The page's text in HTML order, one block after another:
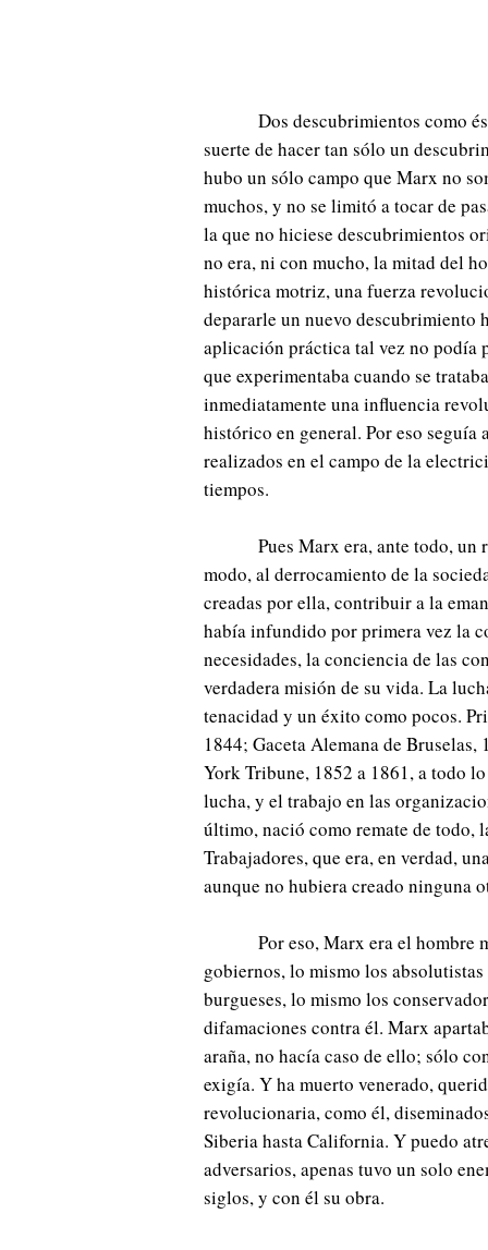
Dos descubrimientos como
suerte de hacer tan sólo un
hubo un sólo campo que Marx no
muchos, y no se limitó a tocar de
la que no hiciese descubrimientos
no era, ni con mucho, la mitad del
histórica motriz, una fuerza
depararle un nuevo descubrimiento
aplicación práctica tal vez no podía
que experimentaba cuando se
inmediatamente una influencia
histórico en general. Por eso
realizados en el campo de la
tiempos.
Pues Marx era, ante todo,
modo, al derrocamiento de la
creadas por ella, contribuir a la
había infundido por primera vez la
necesidades, la conciencia de las
verdadera misión de su vida. La
tenacidad y un éxito como pocos.
1844; Gaceta Alemana de
York Tribune, 1852 a 1861, a todo
lucha, y el trabajo en las
último, nació como remate de
Trabajadores, que era, en verdad,
aunque no hubiera creado ninguna
Por eso, Marx era el hombre
gobiernos, lo mismo los
burgueses, lo mismo los
difamaciones contra él. Marx
araña, no hacía caso de ello; sólo
exigía. Y ha muerto venerado,
revolucionaria, como él,
Siberia hasta California. Y puedo
adversarios, apenas tuvo un solo
siglos, y con él su obra.